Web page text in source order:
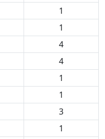
1
1
4
4
1
1
3
1